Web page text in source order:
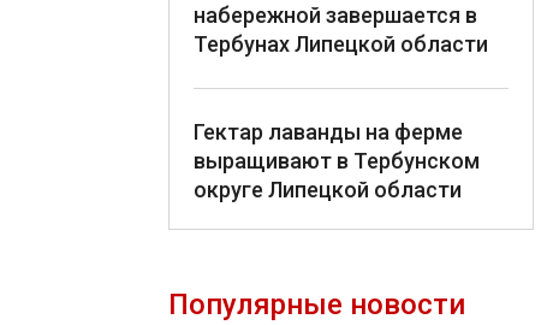
набережной завершается в
Тербунах Липецкой области
Гектар лаванды на ферме
выращивают в Тербунском
округе Липецкой области
Популярные новости